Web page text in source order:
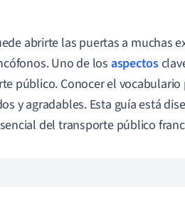
abrirte las puertas a muchas
Uno de losaspectos
público. Conocer el
y agradables. Esta guía está
del transporte público